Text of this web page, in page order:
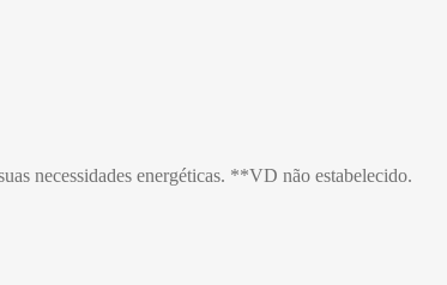
necessidades energéticas. **VD não estabelecido.